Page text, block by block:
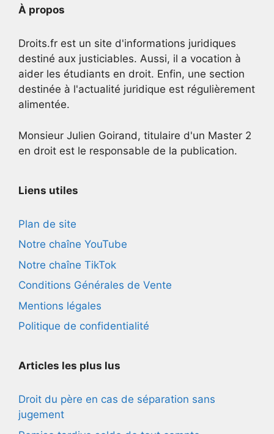
À propos
Droits.fr est un site d'informations juridiques
destiné aux justiciables. Aussi, il a vocation à
aider les étudiants en droit. Enfin, une section
destinée à l'actualité juridique est régulièrement
alimentée.
Monsieur Julien Goirand, titulaire d'un Master 2
en droit est le responsable de la publication.
Liens utiles
Plan de site
Notre chaîne YouTube
Notre chaîne TikTok
Conditions Générales de Vente
Mentions légales
Politique de confidentialité
Articles les plus lus
Droit du père en cas de séparation sans
jugement